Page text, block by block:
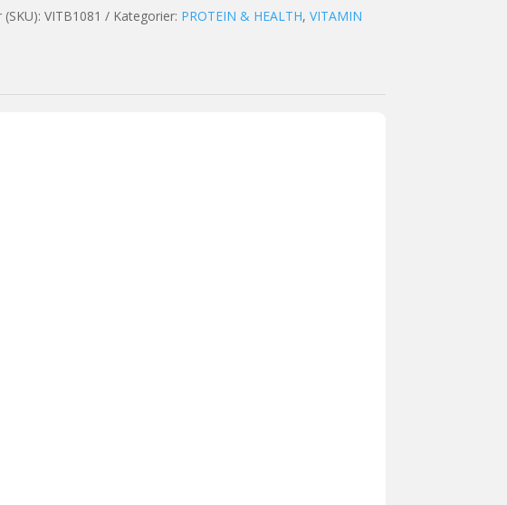
VITB1081 Kategorier: PROTEIN & HEALTH, VITAMIN